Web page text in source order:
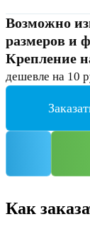
Возможно
размеров и
Крепление
дешевле на 10
Как